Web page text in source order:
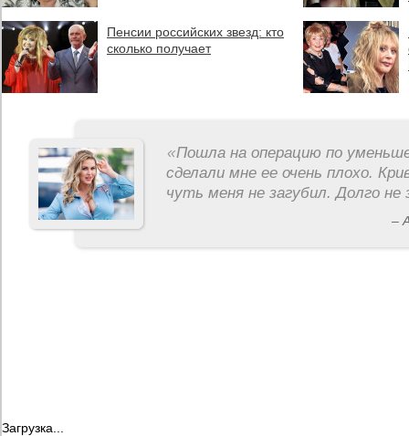
Пенсии российских звезд: кто
сколько получает
«Пошла на операцию по
сделали мне ее очень плохо.
чуть меня не загубил. Долго не
–
Загрузка...